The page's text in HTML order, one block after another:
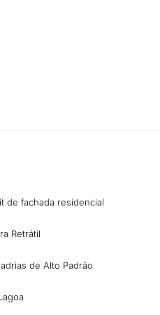
de fachada residencial
Retrátil
de Alto Padrão